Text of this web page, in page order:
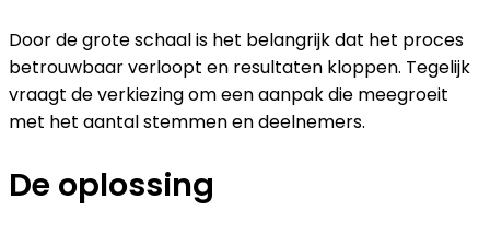
Door de grote schaal is het belangrijk dat het proces
betrouwbaar verloopt en resultaten kloppen. Tegelijk
vraagt de verkiezing om een aanpak die meegroeit
met het aantal stemmen en deelnemers.
De oplossing